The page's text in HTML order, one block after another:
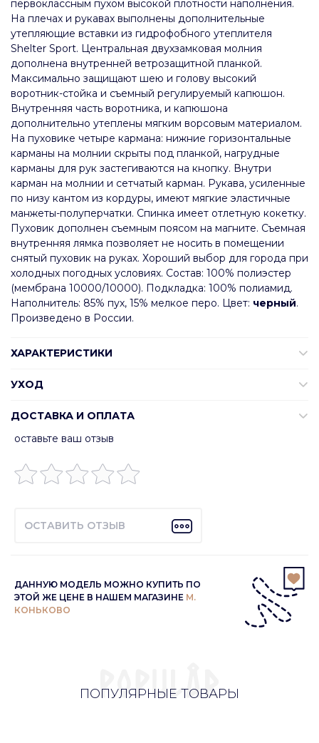
первоклассным пухом высокой плотности наполнения.
На плечах и рукавах выполнены дополнительные
утепляющие вставки из гидрофобного утеплителя
Shelter Sport. Центральная двухзамковая молния
дополнена внутренней ветрозащитной планкой.
Максимально защищают шею и голову высокий
воротник-стойка и съемный регулируемый капюшон.
Внутренняя часть воротника, и капюшона
дополнительно утеплены мягким ворсовым материалом.
На пуховике четыре кармана: нижние горизонтальные
карманы на молнии скрыты под планкой, нагрудные
карманы для рук застегиваются на кнопку. Внутри
карман на молнии и сетчатый карман. Рукава, усиленные
по низу кантом из кордуры, имеют мягкие эластичные
манжеты-полуперчатки. Спинка имеет отлетную кокетку.
Пуховик дополнен съемным поясом на магните. Съемная
внутренняя лямка позволяет не носить в помещении
снятый пуховик на руках. Хороший выбор для города при
холодных погодных условиях. Состав: 100% полиэстер
(мембрана 10000/10000). Подкладка: 100% полиамид.
Наполнитель: 85% пух, 15% мелкое перо. Цвет: черный.
Произведено в России.
ХАРАКТЕРИСТИКИ
УХОД
ДОСТАВКА И ОПЛАТА
оставьте ваш отзыв
ОСТАВИТЬ ОТЗЫВ
ДАННУЮ МОДЕЛЬ МОЖНО КУПИТЬ ПО
ЭТОЙ ЖЕ ЦЕНЕ В НАШЕМ МАГАЗИНЕ М.
КОНЬКОВО
ПОПУЛЯРНЫЕ ТОВАРЫ